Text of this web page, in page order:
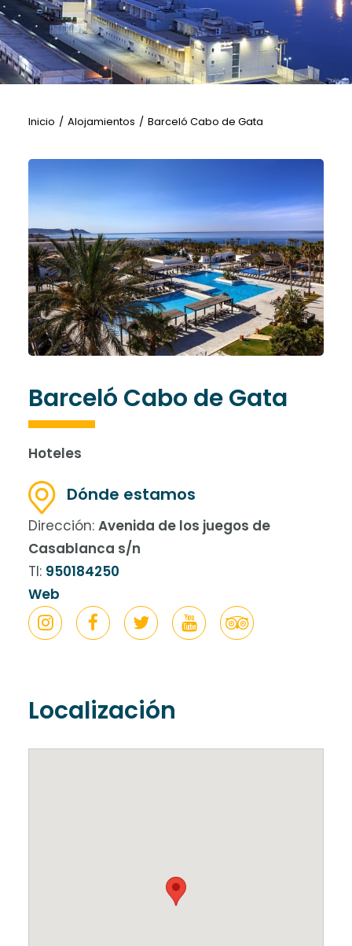
Inicio Alojamientos Barceló Cabo de Gata
Barceló Cabo de Gata
Hoteles
Dónde estamos
Dirección: Avenida de los juegos de
Casablanca s/n
Tl: 950184250
Web
Localización